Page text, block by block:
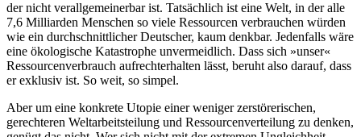
der nicht verallgemeinerbar ist. Tatsächlich ist eine Welt, in der alle
7,6 Milliarden Menschen so viele Ressourcen verbrauchen würden
wie ein durchschnittlicher Deutscher, kaum denkbar. Jedenfalls wäre
eine ökologische Katastrophe unvermeidlich. Dass sich »unser«
Ressourcenverbrauch aufrechterhalten lässt, beruht also darauf, dass
er exklusiv ist. So weit, so simpel.
Aber um eine konkrete Utopie einer weniger zerstörerischen,
gerechteren Weltarbeitsteilung und Ressourcenverteilung zu denken,